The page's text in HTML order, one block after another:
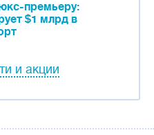
премьеру:
$1 млрд в
и акции